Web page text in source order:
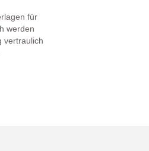
für
werden
vertraulich